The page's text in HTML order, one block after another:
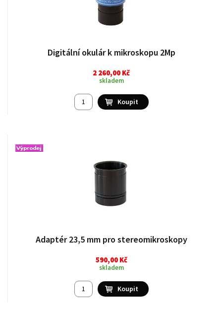
Digitální okulár k mikroskopu 2Mp
2 260,00 Kč
skladem
Adaptér 23,5 mm pro stereomikroskopy
590,00 Kč
skladem